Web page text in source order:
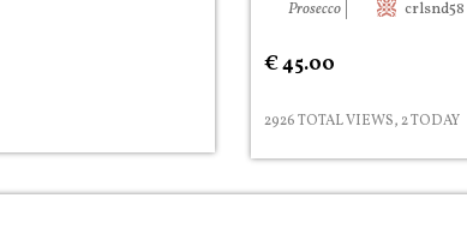
Prosecco | crlsnd58
€ 45.00
2926 TOTAL VIEWS, 2 TODAY